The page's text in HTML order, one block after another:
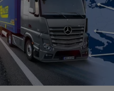
Centrālāzija
Krievija
Tuvie Austrumi